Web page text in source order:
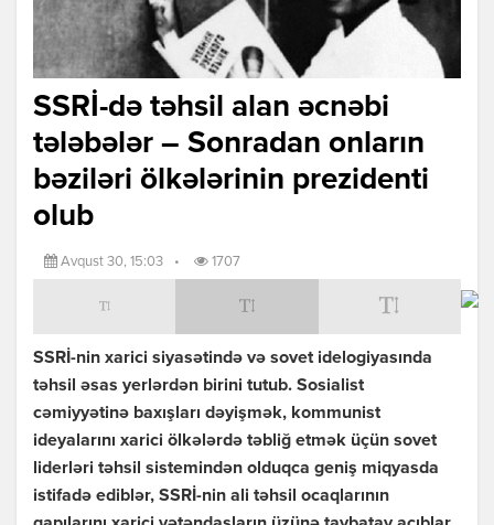
SSRİ-də təhsil alan əcnəbi
tələbələr – Sonradan onların
bəziləri ölkələrinin prezidenti
olub
Avqust 30, 15:03 • 1707
SSRİ-nin xarici siyasətində və sovet idelogiyasında
təhsil əsas yerlərdən birini tutub. Sosialist
cəmiyyətinə baxışları dəyişmək, kommunist
ideyalarını xarici ölkələrdə təbliğ etmək üçün sovet
liderləri təhsil sistemindən olduqca geniş miqyasda
istifadə ediblər, SSRİ-nin ali təhsil ocaqlarının